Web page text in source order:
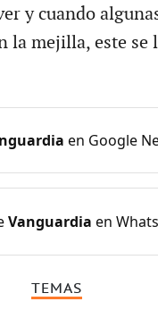
y cuando
la mejilla, este se
en Google
Vanguardia en
TEMAS